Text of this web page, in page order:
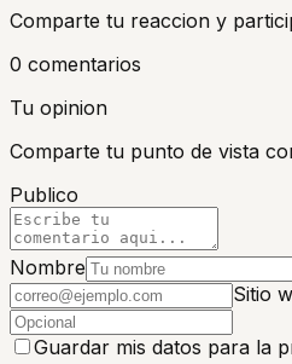
Comparte tu reaccion y
0 comentarios
Tu opinion
Comparte tu punto de vista
Publico
Nombre
Sitio
Guardar mis datos para la